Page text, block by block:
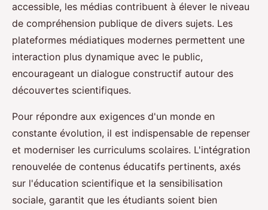
accessible, les médias contribuent à élever le niveau
de compréhension publique de divers sujets. Les
plateformes médiatiques modernes permettent une
interaction plus dynamique avec le public,
encourageant un dialogue constructif autour des
découvertes scientifiques.
Pour répondre aux exigences d'un monde en
constante évolution, il est indispensable de repenser
et moderniser les curriculums scolaires. L'intégration
renouvelée de contenus éducatifs pertinents, axés
sur l'éducation scientifique et la sensibilisation
sociale, garantit que les étudiants soient bien